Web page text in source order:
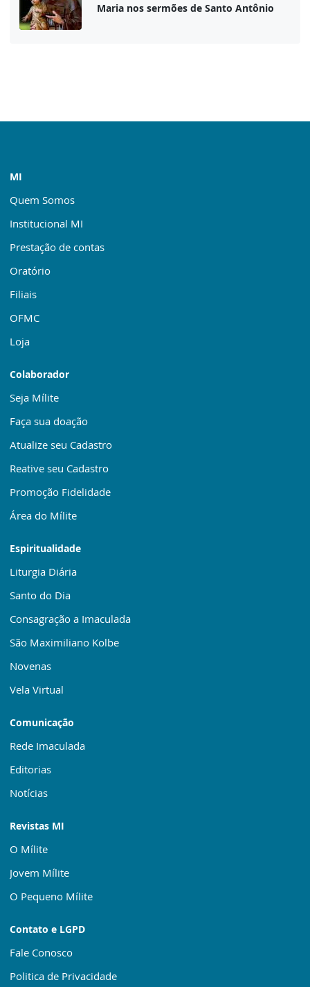
Maria nos sermões de Santo Antônio
MI
Quem Somos
Institucional MI
Prestação de contas
Oratório
Filiais
OFMC
Loja
Colaborador
Seja Mílite
Faça sua doação
Atualize seu Cadastro
Reative seu Cadastro
Promoção Fidelidade
Área do Mílite
Espiritualidade
Liturgia Diária
Santo do Dia
Consagração a Imaculada
São Maximiliano Kolbe
Novenas
Vela Virtual
Comunicação
Rede Imaculada
Editorias
Notícias
Revistas MI
O Mílite
Jovem Mílite
O Pequeno Mílite
Contato e LGPD
Fale Conosco
Politica de Privacidade